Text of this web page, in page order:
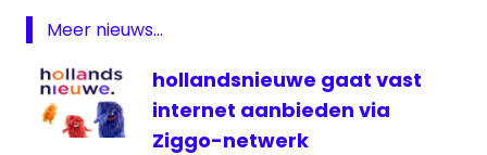
City
Manchester
City FC
serie
Meer nieuws...
hollandsnieuwe gaat vast
internet aanbieden via
Ziggo-netwerk